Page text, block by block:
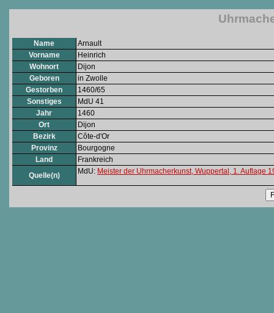
Name
Arnault
Vorname
Heinrich
Wohnort
Dijon
Geboren
in Zwolle
Gestorben
1460/65
Sonstiges
MdU 41
Jahr
1460
Ort
Dijon
Bezirk
Côte-d'Or
Provinz
Bourgogne
Land
Frankreich
Quelle(n)
MdU: Meister der Uhrmacherkunst, Wuppertal, 1. Auflage